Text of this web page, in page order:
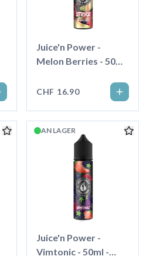
Juice'n Power -
Melon Berries - 50ml
CHF 16.90
AN LAGER
Juice'n Power -
Vimtonic - 50ml -